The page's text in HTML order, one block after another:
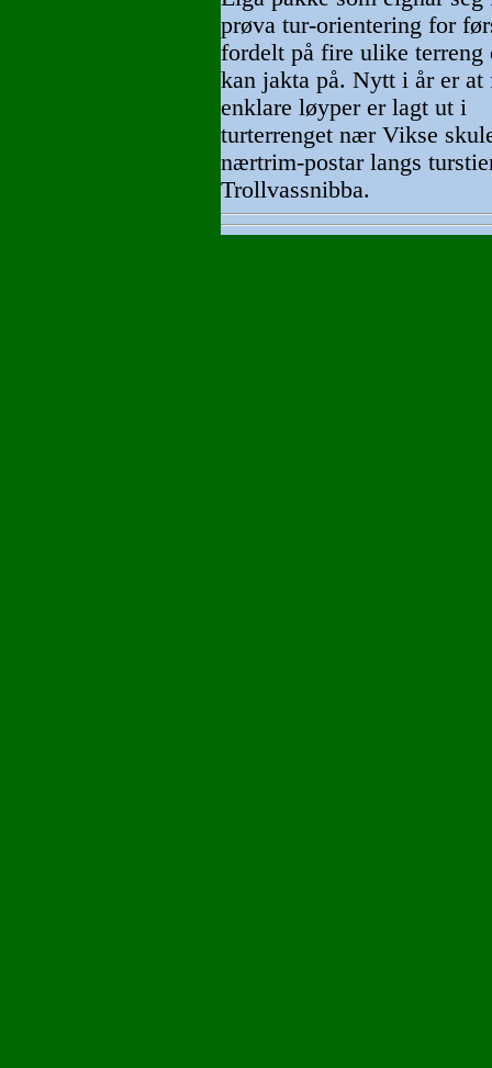
prøva tur-orientering for
fordelt på fire ulike terreng
kan jakta på. Nytt i år er
enklare løyper er lagt ut i
turterrenget nær Vikse
nærtrim-postar langs
Trollvassnibba.